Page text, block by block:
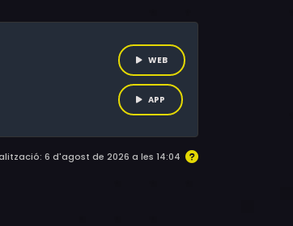
WEB
APP
6 d'agost de 2026 a les 14:04